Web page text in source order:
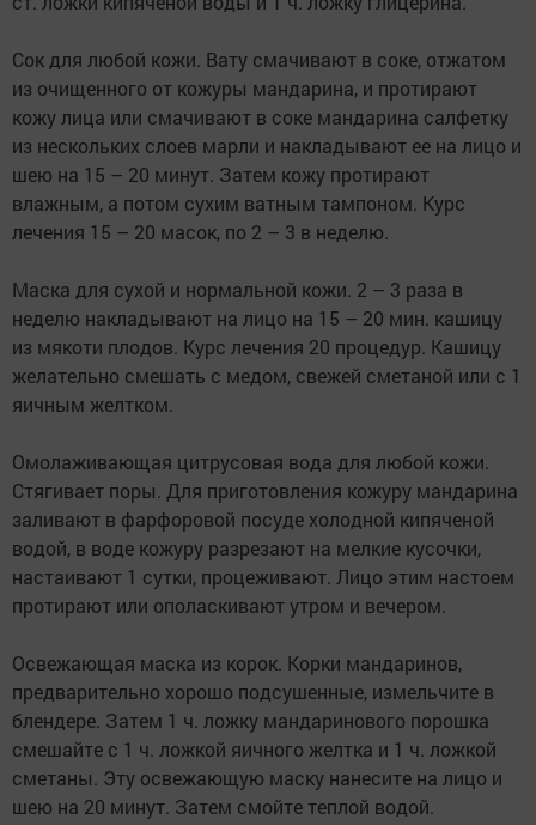
Сок для любой кожи. Вату смачивают в соке, отжатом
из очищенного от кожуры мандарина, и протирают
кожу лица или смачивают в соке мандарина салфетку
из нескольких слоев марли и накладывают ее на лицо и
шею на 15 – 20 минут. Затем кожу протирают
влажным, а потом сухим ватным тампоном. Курс
лечения 15 – 20 масок, по 2 – 3 в неделю.
Маска для сухой и нормальной кожи. 2 – 3 раза в
неделю накладывают на лицо на 15 – 20 мин. кашицу
из мякоти плодов. Курс лечения 20 процедур. Кашицу
желательно смешать с медом, свежей сметаной или с 1
яичным желтком.
Омолаживающая цитрусовая вода для любой кожи.
Стягивает поры. Для приготовления кожуру мандарина
заливают в фарфоровой посуде холодной кипяченой
водой, в воде кожуру разрезают на мелкие кусочки,
настаивают 1 сутки, процеживают. Лицо этим настоем
протирают или ополаскивают утром и вечером.
Освежающая маска из корок. Корки мандаринов,
предварительно хорошо подсушенные, измельчите в
блендере. Затем 1 ч. ложку мандаринового порошка
смешайте с 1 ч. ложкой яичного желтка и 1 ч. ложкой
сметаны. Эту освежающую маску нанесите на лицо и
шею на 20 минут. Затем смойте теплой водой.